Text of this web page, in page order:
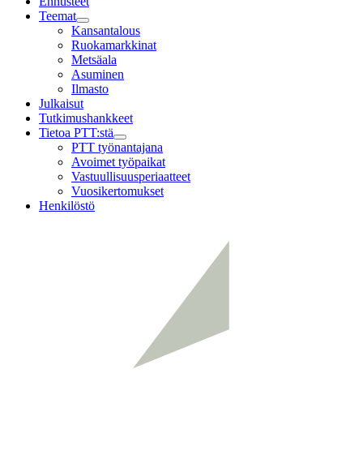
Teemat
Child
menu
Kansantalous
Ruokamarkkinat
Metsäala
Asuminen
Ilmasto
Julkaisut
Tutkimushankkeet
Tietoa PTT:stä
Child
menu
PTT työnantajana
Avoimet työpaikat
Vastuullisuusperiaatteet
Vuosikertomukset
Henkilöstö